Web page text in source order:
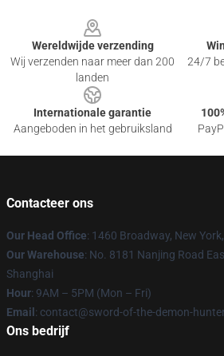
Wereldwijde verzending
Wij verzenden naar meer dan 200
landen
24/7
Internationale garantie
Aangeboden in het gebruiksland
Contacteer ons
Our Head Office: 1460 Broadway, New
Our Warehouse: No. 8181 Nanjing Road
Shanghai
Hour: 9AM – 5PM (Mon – Fri)
Email : contact@sword-of-the-demon-
Ons bedrijf